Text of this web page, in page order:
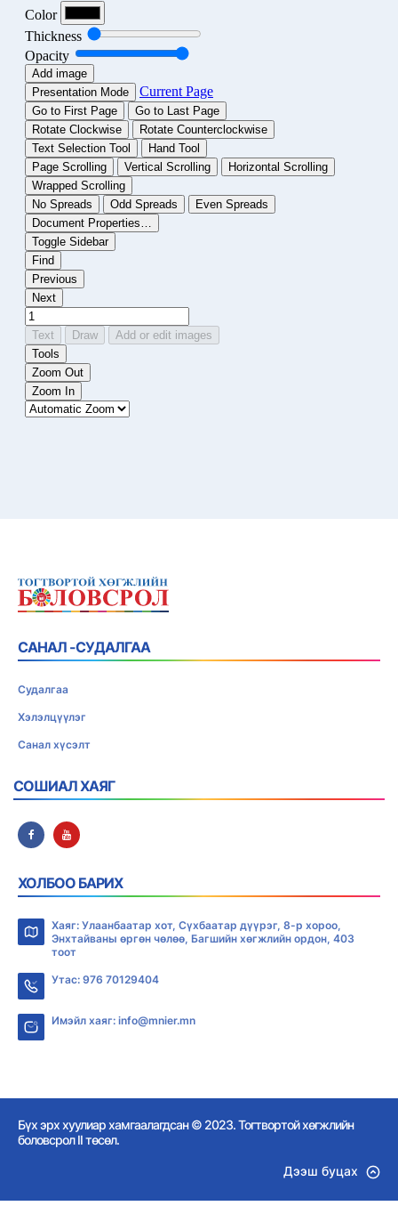
САНАЛ -СУДАЛГАА
Судалгаа
Хэлэлцүүлэг
Санал хүсэлт
СОШИАЛ ХАЯГ
ХОЛБОО БАРИХ
Хаяг: Улаанбаатар хот, Сүхбаатар дүүрэг, 8-р хороо,
Энхтайваны өргөн чөлөө, Багшийн хөгжлийн ордон, 403
тоот
Утас: 976 70129404
Имэйл хаяг: info@mnier.mn
Бүх эрх хуулиар хамгаалагдсан © 2023. Тогтвортой хөгжлийн
боловсрол II төсөл.
Дээш буцах